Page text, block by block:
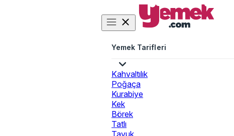
Yemek Tarifleri
Kahvaltılık
Poğaça
Kurabiye
Kek
Börek
Tatlı
Tavuk